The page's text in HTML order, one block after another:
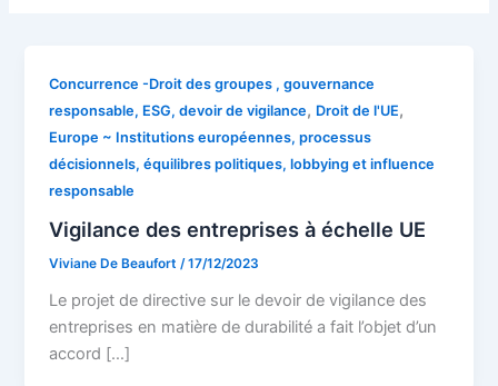
Concurrence -Droit des groupes , gouvernance
responsable, ESG, devoir de vigilance, Droit de l'UE,
Europe ~ Institutions européennes, processus
décisionnels, équilibres politiques, lobbying et influence
responsable
Vigilance des entreprises à échelle UE
Viviane De Beaufort /17/12/2023
Le projet de directive sur le devoir de vigilance des
entreprises en matière de durabilité a fait l’objet d’un
accord […]